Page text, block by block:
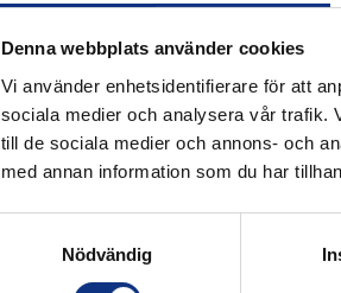
Denna webbplats använder cookies
Vi använder enhetsidentifierare för att
sociala medier och analysera vår trafik.
till de sociala medier och annons- och
med annan information som du har
Nödvändig